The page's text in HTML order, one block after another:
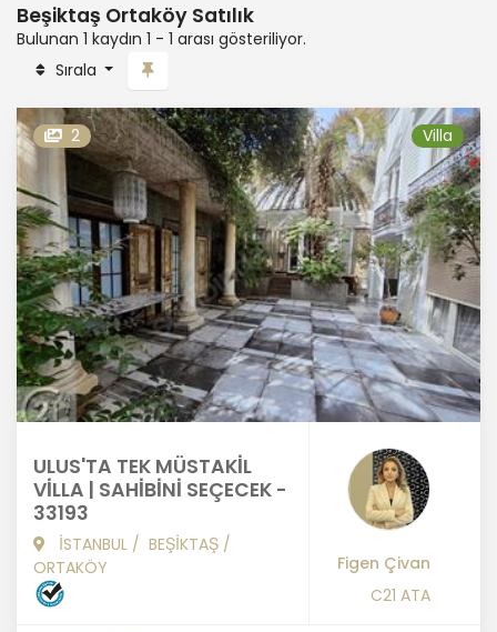
Beşiktaş Ortaköy Satılık
Bulunan 1 kaydın 1 - 1 arası gösteriliyor.
Sırala
2 Villa
ULUS'TA TEK MÜSTAKİL
VİLLA | SAHİBİNİ SEÇECEK -
33193
İSTANBUL / BEŞİKTAŞ /
ORTAKÖY
Figen Çivan
C21 ATA